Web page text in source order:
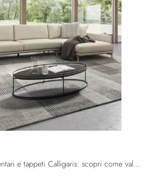
Elementi complementari e tappeti Calligaris: scopri come valorizzare i tuoi spazi moderni con il modello Zen.